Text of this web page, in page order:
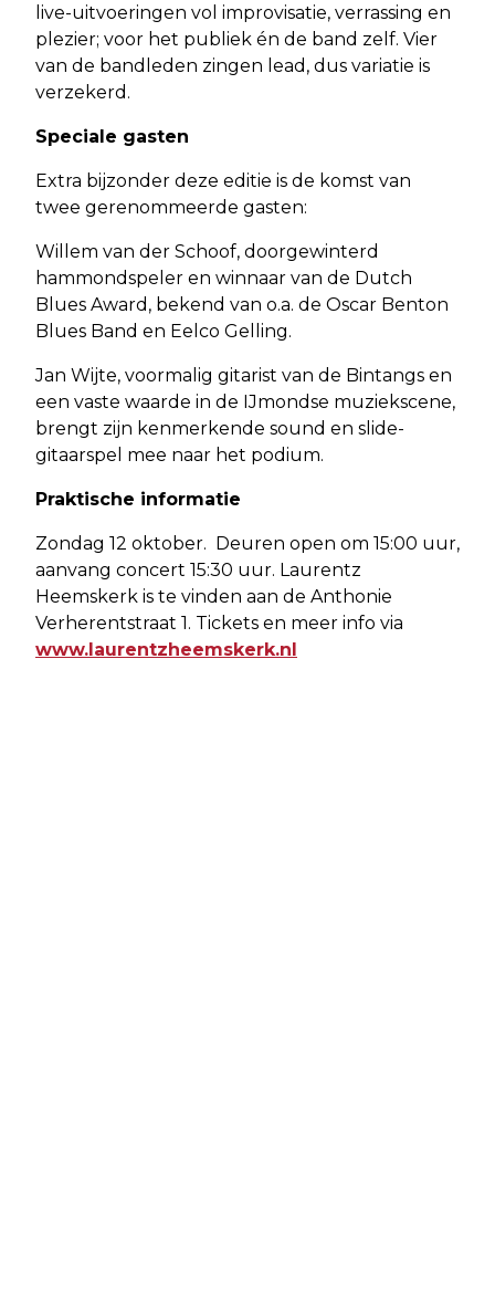
live-uitvoeringen vol improvisatie, verrassing en
plezier; voor het publiek én de band zelf. Vier
van de bandleden zingen lead, dus variatie is
verzekerd.
Speciale gasten
Extra bijzonder deze editie is de komst van
twee gerenommeerde gasten:
Willem van der Schoof, doorgewinterd
hammondspeler en winnaar van de Dutch
Blues Award, bekend van o.a. de Oscar Benton
Blues Band en Eelco Gelling.
Jan Wijte, voormalig gitarist van de Bintangs en
een vaste waarde in de IJmondse muziekscene,
brengt zijn kenmerkende sound en slide-
gitaarspel mee naar het podium.
Praktische informatie
Zondag 12 oktober. Deuren open om 15:00 uur,
aanvang concert 15:30 uur. Laurentz
Heemskerk is te vinden aan de Anthonie
Verherentstraat 1. Tickets en meer info via
www.laurentzheemskerk.nl